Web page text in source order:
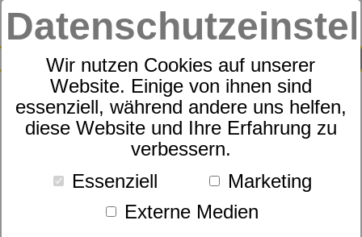
Wir nutzen Cookies auf unserer
Website. Einige von ihnen sind
essenziell, während andere uns helfen,
diese Website und Ihre Erfahrung zu
verbessern.
Essenziell
Marketing
Externe Medien
SUCHE
0
Pip Studio Love Birds Tasse